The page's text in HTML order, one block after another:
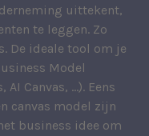
uittekent,
te leggen. Zo
De ideale tool om je
Model
AI Canvas, …). Eens
canvas model zijn
business idee om